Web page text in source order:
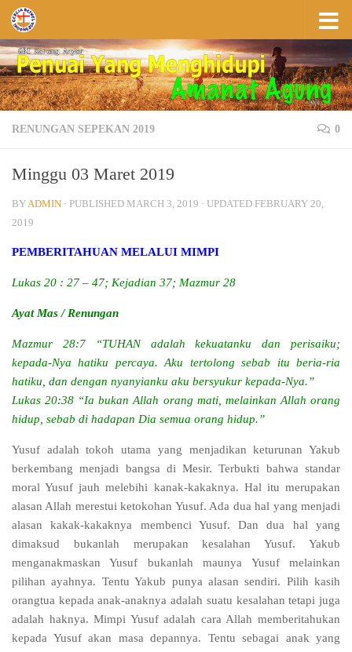
Skip to content
RENUNGAN SEPEKAN 2019 0
Minggu 03 Maret 2019
BYADMIN · PUBLISHED MARCH 3, 2019 · UPDATED FEBRUARY 20,
2019
PEMBERITAHUAN MELALUI MIMPI
Lukas 20 : 27 – 47; Kejadian 37; Mazmur 28
Ayat Mas / Renungan
Mazmur 28:7 “TUHAN adalah kekuatanku dan perisaiku;
kepada-Nya hatiku percaya. Aku tertolong sebab itu beria-ria
hatiku, dan dengan nyanyianku aku bersyukur kepada-Nya.”
Lukas 20:38 “Ia bukan Allah orang mati, melainkan Allah orang
hidup, sebab di hadapan Dia semua orang hidup.”
Yusuf adalah tokoh utama yang menjadikan keturunan Yakub
berkembang menjadi bangsa di Mesir. Terbukti bahwa standar
moral Yusuf jauh melebihi kanak-kakaknya. Hal itu merupakan
alasan Allah merestui ketokohan Yusuf. Ada dua hal yang menjadi
alasan kakak-kakaknya membenci Yusuf. Dan dua hal yang
dimaksud bukanlah merupakan kesalahan Yusuf. Yakub
menganakmaskan Yusuf bukanlah maunya Yusuf melainkan
pilihan ayahnya. Tentu Yakub punya alasan sendiri. Pilih kasih
orangtua kepada anak-anaknya adalah suatu kesalahan tetapi juga
adalah haknya. Mimpi Yusuf adalah cara Allah memberitahukan
kepada Yusuf akan masa depannya. Tentu sebagai anak yang